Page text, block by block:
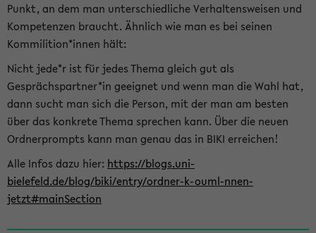
Punkt, an dem man unterschiedliche Verhaltensweisen und
Kompetenzen braucht. Ähnlich wie man es bei seinen
Kommilition*innen hält:
Nicht jede*r ist für jedes Thema gleich gut als
Gesprächspartner*in geeignet und wenn man die Wahl hat,
dann sucht man sich die Person, mit der man am besten
über das konkrete Thema sprechen kann. Über die neuen
Ordnerprompts kann man genau das in BIKI erreichen!
Alle Infos dazu hier: https://blogs.uni-
bielefeld.de/blog/biki/entry/ordner-k-ouml-nnen-
jetzt#mainSection